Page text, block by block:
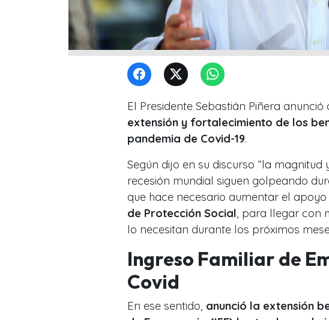
El Presidente Sebastián Piñera
extensión y fortalecimiento de los
pandemia de Covid-19.
Según dijo en su discurso “la
recesión mundial siguen golpeando
que hace necesario aumentar el
de Protección Social , para llegar con
lo necesitan durante los próximos
Ingreso Familiar de
Covid
En ese sentido, anunció la extensión